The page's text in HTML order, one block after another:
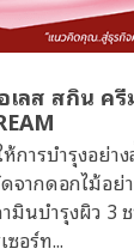
ลส สกิน ครี
การบำรุงอย่า
ากดอกไม้อย่
ามินบำรุงผิว 3
ซอร์ท...